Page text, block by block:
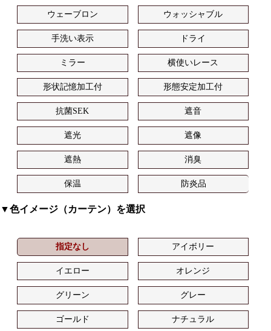
ウェーブロン ウォッシャブル
手洗い表示 ドライ
ミラー 横使いレース
形状記憶加工付 形態安定加工付
抗菌SEK 遮音
遮光 遮像
遮熱 消臭
保温 防炎品
▼色イメージ（カーテン）を選択
指定なし アイボリー
イエロー オレンジ
グリーン グレー
ゴールド ナチュラル